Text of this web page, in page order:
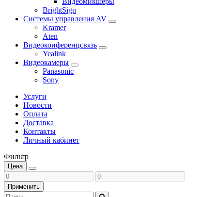
BrightSign
Системы управления AV
Kramer
Aten
Видеоконференцсвязь
Yealink
Видеокамеры
Panasonic
Sony
Услуги
Новости
Оплата
Доставка
Контакты
Личный кабинет
Фильтр
Цена
Применить